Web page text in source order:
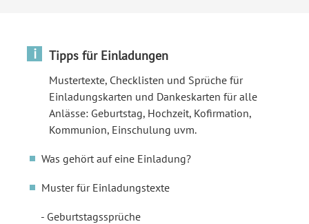
i Tipps für Einladungen
Mustertexte, Checklisten und Sprüche für
Einladungskarten und Dankeskarten für alle
Anlässe: Geburtstag, Hochzeit, Kofirmation,
Kommunion, Einschulung uvm.
Was gehört auf eine Einladung?
Muster für Einladungstexte
Geburtstagssprüche